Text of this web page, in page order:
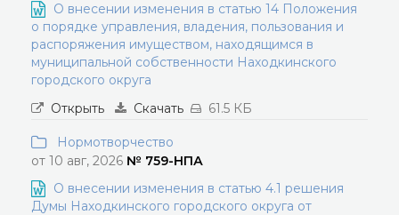
О внесении изменения в статью 14 Положения
о порядке управления, владения, пользования и
распоряжения имуществом, находящимся в
муниципальной собственности Находкинского
городского округа
Открыть
Скачать 61.5 КБ
Нормотворчество
от 10 авг, 2026 № 759-НПА
О внесении изменения в статью 4.1 решения
Думы Находкинского городского округа от